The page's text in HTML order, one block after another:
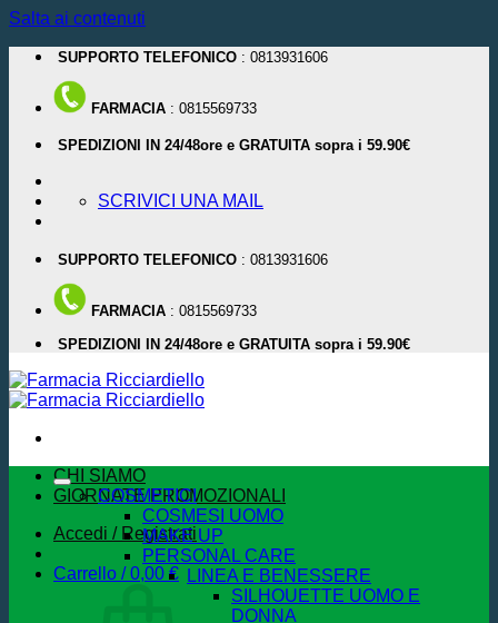
Salta ai contenuti
SUPPORTO TELEFONICO : 0813931606
FARMACIA : 0815569733
SPEDIZIONI IN 24/48ore e GRATUITA sopra i 59.90€
SCRIVICI UNA MAIL
SUPPORTO TELEFONICO : 0813931606
FARMACIA : 0815569733
SPEDIZIONI IN 24/48ore e GRATUITA sopra i 59.90€
CHI SIAMO
GIORNATE PROMOZIONALI
Accedi / Registrati
Carrello /0,00 €
COSMETICI
COSMESI UOMO
MAKE UP
PERSONAL CARE
LINEA E BENESSERE
SILHOUETTE UOMO E
DONNA